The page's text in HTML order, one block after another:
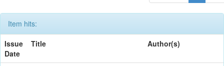
Item hits:
Issue
Date
Title Author(s)